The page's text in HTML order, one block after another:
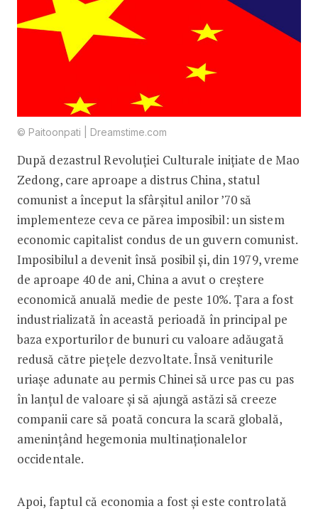
© Paitoonpati | Dreamstime.com
După dezastrul Revo­luției Culturale inițiate de Mao
Zedong, care aproape a distrus China, statul
comunist a început la sfârșitul anilor ’70 să
implementeze ceva ce părea imposibil: un sistem
economic capitalist con­dus de un guvern comunist.
Imposibilul a devenit însă posibil și, din 1979, vreme
de aproape 40 de ani, China a avut o creștere
economică anuală medie de peste 10%. Țara a fost
industrializată în această perioadă în principal pe
baza exporturilor de bunuri cu valoare adăugată
redusă către piețele dezvoltate. Însă veniturile
uriașe adunate au permis Chinei să urce pas cu pas
în lanțul de valoare și să ajungă astăzi să creeze
companii care să poată concura la scară globală,
amenințând hegemonia multinaționalelor
occidentale.
Apoi, faptul că economia a fost și este controlată